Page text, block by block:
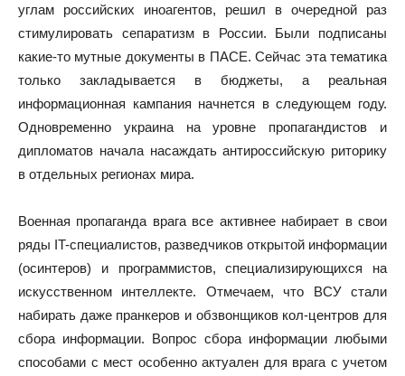
углам российских иноагентов, решил в очередной раз
стимулировать сепаратизм в России. Были подписаны
какие-то мутные документы в ПАСЕ. Сейчас эта тематика
только закладывается в бюджеты, а реальная
информационная кампания начнется в следующем году.
Одновременно украина на уровне пропагандистов и
дипломатов начала насаждать антироссийскую риторику
в отдельных регионах мира.
Военная пропаганда врага все активнее набирает в свои
ряды IT-специалистов, разведчиков открытой информации
(осинтеров) и программистов, специализирующихся на
искусственном интеллекте. Отмечаем, что ВСУ стали
набирать даже пранкеров и обзвонщиков кол-центров для
сбора информации. Вопрос сбора информации любыми
способами с мест особенно актуален для врага с учетом